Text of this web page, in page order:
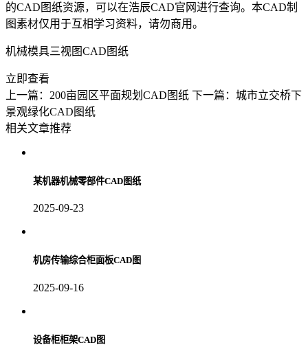
的CAD图纸资源，可以在浩辰CAD官网进行查询。本CAD制
图素材仅用于互相学习资料，请勿商用。
机械模具三视图CAD图纸
立即查看
上一篇：200亩园区平面规划CAD图纸 下一篇：城市立交桥下
景观绿化CAD图纸
相关文章推荐
某机器机械零部件CAD图纸
2025-09-23
机房传输综合柜面板CAD图
2025-09-16
设备柜柜架CAD图